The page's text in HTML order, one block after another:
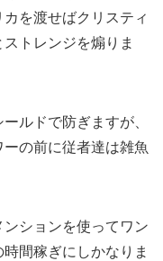
を渡せばクリスティ
トレンジを煽りま
ルドで防ぎますが、
の前に従者達は雑魚
ションを使ってワン
間稼ぎにしかなりま